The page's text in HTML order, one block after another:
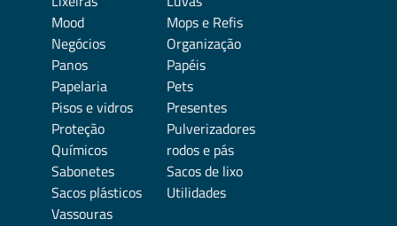
Mood
Mops e Refis
Negócios
Organização
Panos
Papéis
Papelaria
Pets
Pisos e vidros
Presentes
Proteção
Pulverizadores
Químicos
rodos e pás
Sabonetes
Sacos de lixo
Sacos plásticos
Utilidades
Vassouras